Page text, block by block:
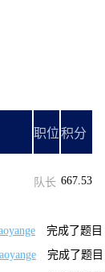
职位积分
队长 667.53
完成了题目
完成了题目